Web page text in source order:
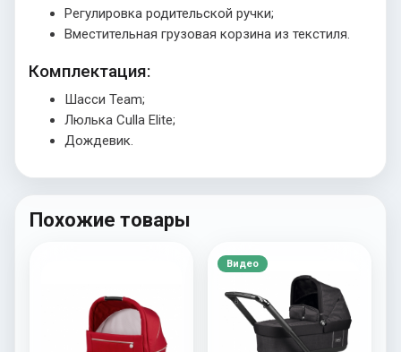
Регулировка родительской ручки;
Вместительная грузовая корзина из текстиля.
Комплектация:
Шасси Team;
Люлька Culla Elite;
Дождевик.
Похожие товары
Видео